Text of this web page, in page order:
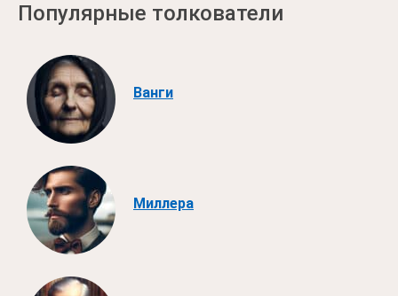
Популярные толкователи
Ванги
Миллера